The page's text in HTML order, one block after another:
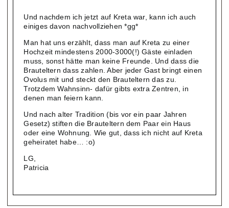
Und nachdem ich jetzt auf Kreta war, kann ich auch
einiges davon nachvollziehen *gg*
Man hat uns erzählt, dass man auf Kreta zu einer
Hochzeit mindestens 2000-3000(!) Gäste einladen
muss, sonst hätte man keine Freunde. Und dass die
Brauteltern dass zahlen. Aber jeder Gast bringt einen
Ovolus mit und steckt den Brauteltern das zu.
Trotzdem Wahnsinn- dafür gibts extra Zentren, in
denen man feiern kann.
Und nach alter Tradition (bis vor ein paar Jahren
Gesetz) stiften die Brauteltern dem Paar ein Haus
oder eine Wohnung. Wie gut, dass ich nicht auf Kreta
geheiratet habe… :o)
LG,
Patricia